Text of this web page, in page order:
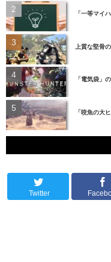
「一等マイ
上質な堅骨
「電気袋」
「咬魚の大
Twitter